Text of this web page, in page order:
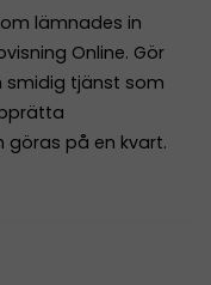
lämnades in
Online. Gör
smidig tjänst som
göras på en kvart.